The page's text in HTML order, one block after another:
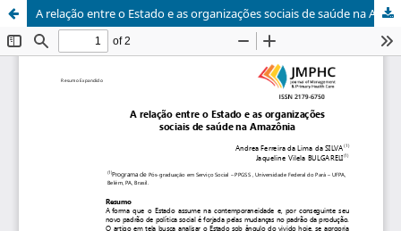
A relação entre o Estado e as organizações sociais de saúde na Amazônia